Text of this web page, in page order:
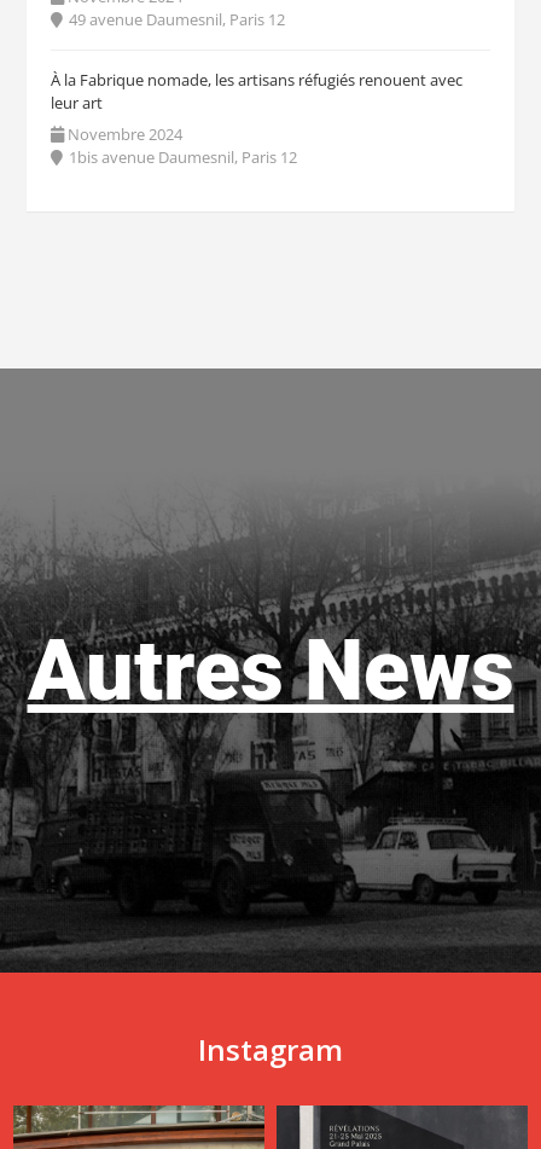
49 avenue Daumesnil, Paris 12
À la Fabrique nomade, les artisans réfugiés renouent avec
leur art
Novembre 2024
1bis avenue Daumesnil, Paris 12
Autres News
Instagram